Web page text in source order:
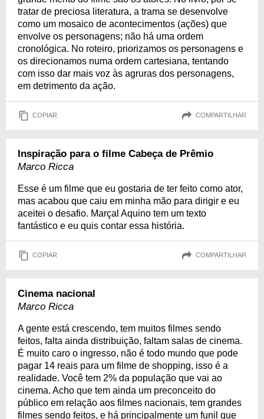
tratar de preciosa literatura, a trama se desenvolve
como um mosaico de acontecimentos (ações) que
envolve os personagens; não há uma ordem
cronológica. No roteiro, priorizamos os personagens e
os direcionamos numa ordem cartesiana, tentando
com isso dar mais voz às agruras dos personagens,
em detrimento da ação.
COPIAR COMPARTILHAR
Inspiração para o filme Cabeça de Prêmio
Marco Ricca
Esse é um filme que eu gostaria de ter feito como ator,
mas acabou que caiu em minha mão para dirigir e eu
aceitei o desafio. Marçal Aquino tem um texto
fantástico e eu quis contar essa história.
COPIAR COMPARTILHAR
Cinema nacional
Marco Ricca
A gente está crescendo, tem muitos filmes sendo
feitos, falta ainda distribuição, faltam salas de cinema.
É muito caro o ingresso, não é todo mundo que pode
pagar 14 reais para um filme de shopping, isso é a
realidade. Você tem 2% da população que vai ao
cinema. Acho que tem ainda um preconceito do
público em relação aos filmes nacionais, tem grandes
filmes sendo feitos, e há principalmente um funil que